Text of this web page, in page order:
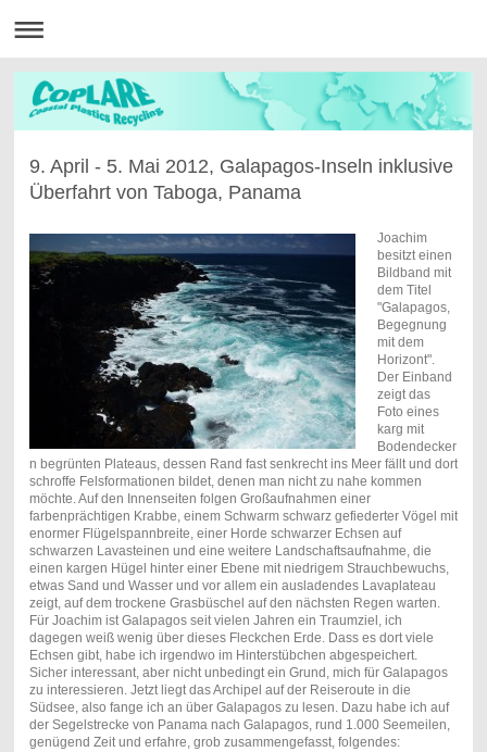
9. April - 5. Mai 2012, Galapagos-Inseln inklusive
Überfahrt von Taboga, Panama
Joachim
besitzt einen
Bildband mit
dem Titel
"Galapagos,
Begegnung
mit dem
Horizont".
Der Einband
zeigt das
Foto eines
karg mit
Bodendecker
n begrünten Plateaus, dessen Rand fast senkrecht ins Meer fällt und dort
schroffe Felsformationen bildet, denen man nicht zu nahe kommen
möchte. Auf den Innenseiten folgen Großaufnahmen einer
farbenprächtigen Krabbe, einem Schwarm schwarz gefiederter Vögel mit
enormer Flügelspannbreite, einer Horde schwarzer Echsen auf
schwarzen Lavasteinen und eine weitere Landschaftsaufnahme, die
einen kargen Hügel hinter einer Ebene mit niedrigem Strauchbewuchs,
etwas Sand und Wasser und vor allem ein ausladendes Lavaplateau
zeigt, auf dem trockene Grasbüschel auf den nächsten Regen warten.
Für Joachim ist Galapagos seit vielen Jahren ein Traumziel, ich
dagegen weiß wenig über dieses Fleckchen Erde. Dass es dort viele
Echsen gibt, habe ich irgendwo im Hinterstübchen abgespeichert.
Sicher interessant, aber nicht unbedingt ein Grund, mich für Galapagos
zu interessieren. Jetzt liegt das Archipel auf der Reiseroute in die
Südsee, also fange ich an über Galapagos zu lesen. Dazu habe ich auf
der Segelstrecke von Panama nach Galapagos, rund 1.000 Seemeilen,
genügend Zeit und erfahre, grob zusammengefasst, folgendes: